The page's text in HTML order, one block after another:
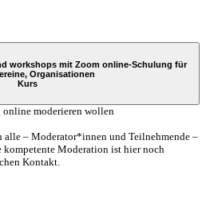
workshops mit Zoom online-Schulung für
Organisationen
Kurs
moderieren wollen
alle – Moderator*innen und Teilnehmende –
kompetente Moderation ist hier noch
Kontakt.